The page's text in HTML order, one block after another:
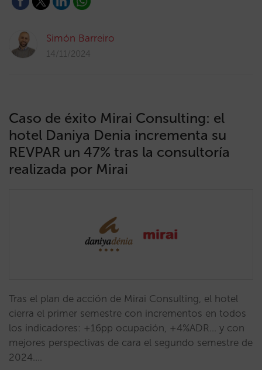
Simón Barreiro
14/11/2024
Caso de éxito Mirai Consulting: el
hotel Daniya Denia incrementa su
REVPAR un 47% tras la consultoría
realizada por Mirai
Tras el plan de acción de Mirai Consulting, el hotel
cierra el primer semestre con incrementos en todos
los indicadores: +16pp ocupación, +4%ADR... y con
mejores perspectivas de cara el segundo semestre de
2024.…